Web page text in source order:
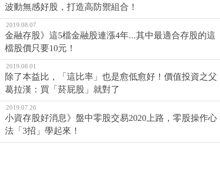
波動無感好股，打造高防禦組合！
2019.08.07
金融存股》這5檔金融股連漲4年...其中最適合存股的這
檔股價只要10元！
2019.08.01
除了本益比，「這比率」也是愈低愈好！價值投資之父
葛拉漢：買「菸屁股」就對了
2019.07.26
小資存股好消息》盤中零股交易2020上路，零股操作心
法「3招」學起來！